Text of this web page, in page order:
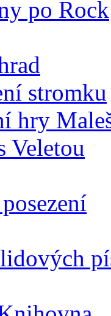
po Rock
stromku
hry
Veletou